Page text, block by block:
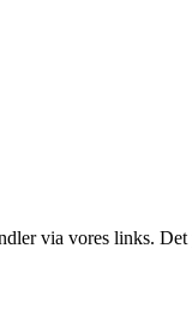
via vores links.